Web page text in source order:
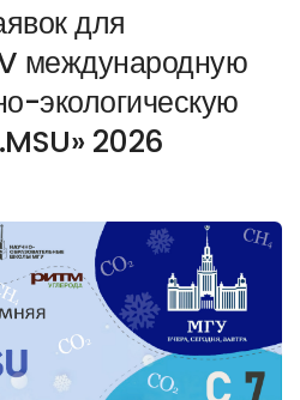
для
международную
экологическую
2026